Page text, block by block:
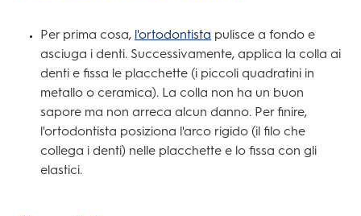
Per prima cosa, l'ortodontista pulisce a fondo e
asciuga i denti. Successivamente, applica la colla ai
denti e fissa le placchette (i piccoli quadratini in
metallo o ceramica). La colla non ha un buon
sapore ma non arreca alcun danno. Per finire,
l'ortodontista posiziona l'arco rigido (il filo che
collega i denti) nelle placchette e lo fissa con gli
elastici.